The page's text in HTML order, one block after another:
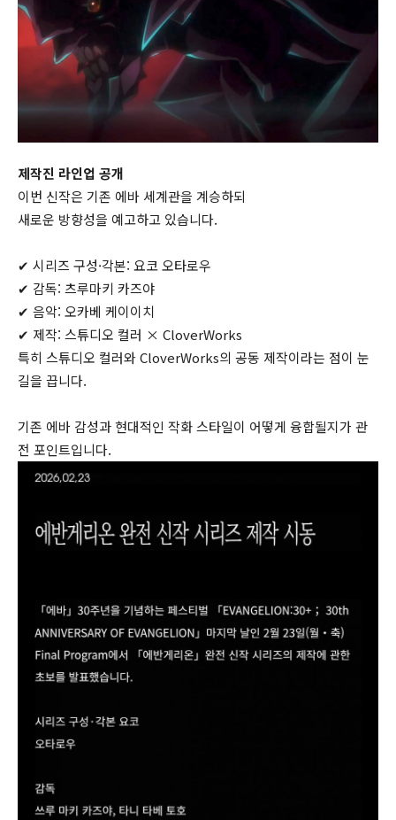
제작진 라인업 공개
이번 신작은 기존 에바 세계관을 계승하되
새로운 방향성을 예고하고 있습니다.
✔ 시리즈 구성·각본: 요코 오타로우
✔ 감독: 츠루마키 카즈야
✔ 음악: 오카베 케이이치
✔ 제작: 스튜디오 컬러 × CloverWorks
특히 스튜디오 컬러와 CloverWorks의 공동 제작이라는 점이 눈
길을 끕니다.
기존 에바 감성과 현대적인 작화 스타일이 어떻게 융합될지가 관
전 포인트입니다.